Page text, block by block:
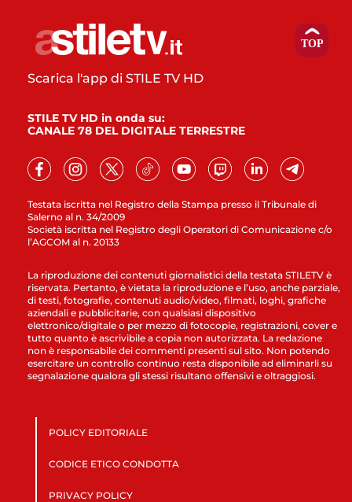
Testata iscritta nel Registro della Stampa presso il Tribunale di
Salerno al n. 34/2009
Società iscritta nel Registro degli Operatori di Comunicazione c/o
l’AGCOM al n. 20133
Scarica l'app di STILE TV HD
STILE TV HD in onda su:
CANALE 78 DEL DIGITALE TERRESTRE
La riproduzione dei contenuti giornalistici della testata STILETV è
riservata. Pertanto, è vietata la riproduzione e l’uso, anche parziale,
di testi, fotografie, contenuti audio/video, filmati, loghi, grafiche
aziendali e pubblicitarie, con qualsiasi dispositivo
elettronico/digitale o per mezzo di fotocopie, registrazioni, cover e
tutto quanto è ascrivibile a copia non autorizzata. La redazione
non è responsabile dei commenti presenti sul sito. Non potendo
esercitare un controllo continuo resta disponibile ad eliminarli su
segnalazione qualora gli stessi risultano offensivi e oltraggiosi.
POLICY EDITORIALE
CODICE ETICO CONDOTTA
PRIVACY POLICY